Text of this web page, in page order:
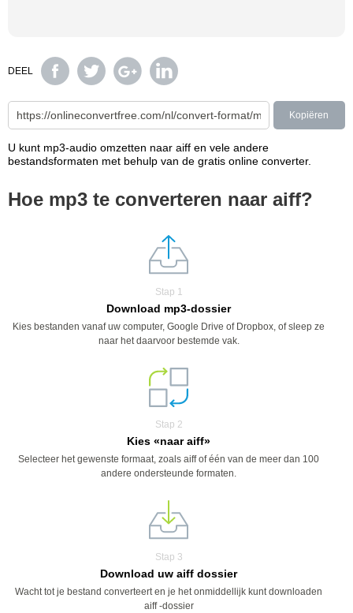
DEEL
Kopiëren
U kunt mp3-audio omzetten naar aiff en vele andere
bestandsformaten met behulp van de gratis online converter.
Hoe mp3 te converteren naar aiff?
Stap 1
Download mp3-dossier
Kies bestanden vanaf uw computer, Google Drive of Dropbox, of sleep ze
naar het daarvoor bestemde vak.
Stap 2
Kies «naar aiff»
Selecteer het gewenste formaat, zoals aiff of één van de meer dan 100
andere ondersteunde formaten.
Stap 3
Download uw aiff dossier
Wacht tot je bestand converteert en je het onmiddellijk kunt downloaden
aiff -dossier